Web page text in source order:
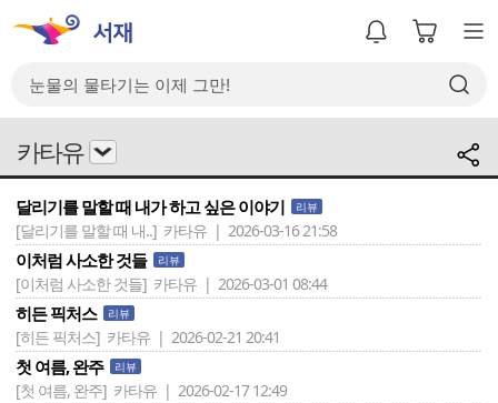
카타유
달리기를 말할 때 내가 하고 싶은 이야기 리뷰
[달리기를 말할 때 내..] 카타유 | 2026-03-16 21:58
이처럼 사소한 것들 리뷰
[이처럼 사소한 것들] 카타유 | 2026-03-01 08:44
히든 픽처스 리뷰
[히든 픽처스] 카타유 | 2026-02-21 20:41
첫 여름, 완주 리뷰
[첫 여름, 완주] 카타유 | 2026-02-17 12:49